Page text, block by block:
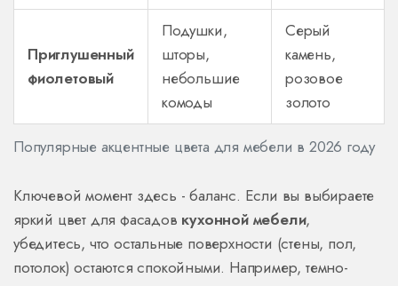
Популярные акцентные цвета для мебели в 2026 году
Приглушенный
фиолетовый
Подушки,
шторы,
небольшие
комоды
Серый
камень,
розовое
золото
Ключевой момент здесь - баланс. Если вы выбираете
яркий цвет для фасадов кухонной мебели,
убедитесь, что остальные поверхности (стены, пол,
потолок) остаются спокойными. Например, темно-